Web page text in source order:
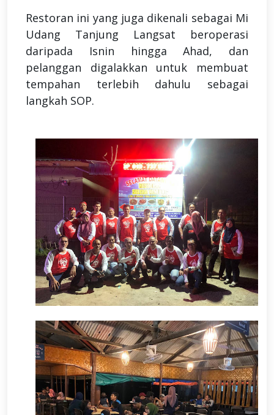
Restoran ini yang juga dikenali sebagai Mi
Udang Tanjung Langsat beroperasi
daripada Isnin hingga Ahad, dan
pelanggan digalakkan untuk membuat
tempahan terlebih dahulu sebagai
langkah SOP.